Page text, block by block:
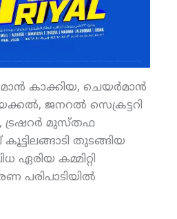
കാക്കിയ, ചെയര്‍മാന്‍
ജനറല്‍ സെക്രട്ടറി
ട്രഷറര്‍ മുസ്തഫ
തുടങ്ങിയ
ഏരിയ കമ്മിറ്റി
പരിപാടിയില്‍